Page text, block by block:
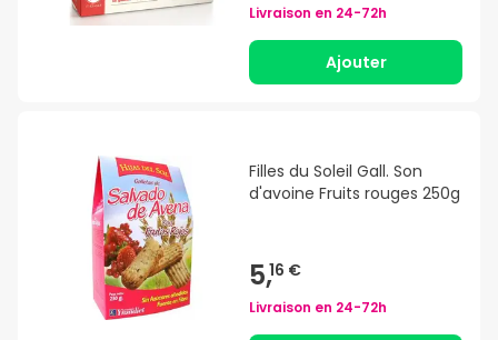
Livraison en 24-72h
Ajouter
Filles du Soleil Gall. Son
d'avoine Fruits rouges 250g
5,16 €
Livraison en 24-72h